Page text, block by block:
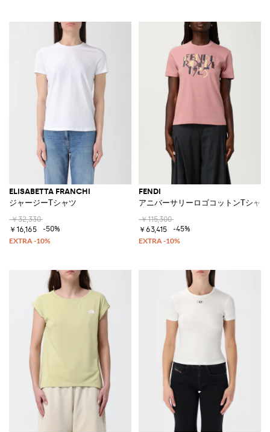
ELISABETTA FRANCHI
ジャージーTシャツ
￥32,330
￥16,165
-50%
FENDI
アニバーサリーロゴコットンTシャツ
￥115,300
￥63,415
-45%